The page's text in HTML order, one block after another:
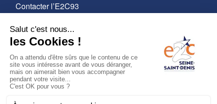
Contacter l’E2C93
Certification Qualiopi
Politique de confidentialité